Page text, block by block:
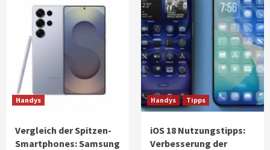
Handys
Vergleich der Spitzen-
Smartphones: Samsung
Handys Tipps
iOS 18 Nutzungstipps:
Verbesserung der